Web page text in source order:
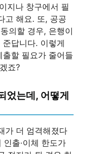
지나 창구에서 필
고 해요. 또, 공공
의할 경우, 은행이
답니다. 이렇게
할 필요가 줄어들
죠?
었는데, 어떻게
가 더 엄격해졌다
출·이체 한도가